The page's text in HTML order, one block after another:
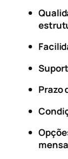
Prazo